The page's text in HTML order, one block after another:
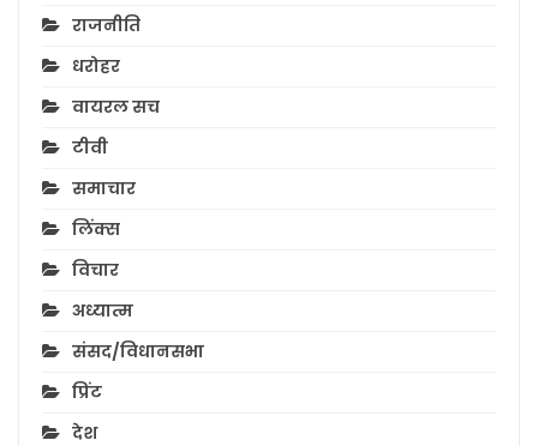
राजनीति
धरोहर
वायरल सच
टीवी
समाचार
लिंक्स
विचार
अध्यात्म
संसद/विधानसभा
प्रिंट
देश